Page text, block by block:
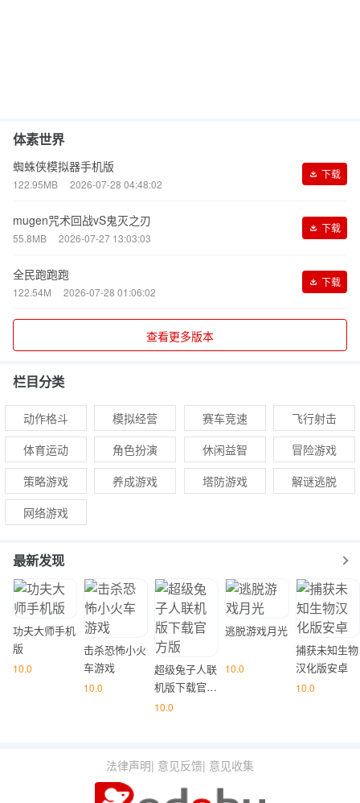
体素世界
蜘蛛侠模拟器手机版
122.95MB 2026-07-28 04:48:02
下载
mugen咒术回战vS鬼灭之刃
55.8MB 2026-07-27 13:03:03
下载
全民跑跑跑
122.54M 2026-07-28 01:06:02
下载
查看更多版本
栏目分类
动作格斗 模拟经营 赛车竞速
飞行射击
体育运动
角色扮演 休闲益智
冒险游戏
策略游戏
养成游戏 塔防游戏
解谜逃脱
网络游戏
最新发现
功夫大师手机
版
10.0
击杀恐怖小火
车游戏
10.0
超级兔子人联
机版下载官方
版
10.0
逃脱游戏月光
10.0
捕获未知生物
汉化版安卓
10.0
法律声明| 意见反馈| 意见收集